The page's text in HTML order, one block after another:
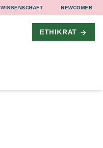
WISSENSCHAFT NEWCOMER
ETHIKRAT